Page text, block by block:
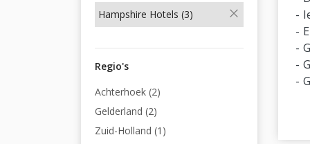
Hampshire Hotels (3)
Regio's
Achterhoek (2)
Gelderland (2)
Zuid-Holland (1)